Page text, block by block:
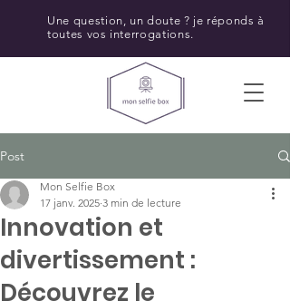
Une question, un doute ? je réponds à
toutes vos interrogations.
Post
Innovation et
divertissement :
Découvrez le
Mon Selfie Box
17 janv. 2025 3 min de lecture